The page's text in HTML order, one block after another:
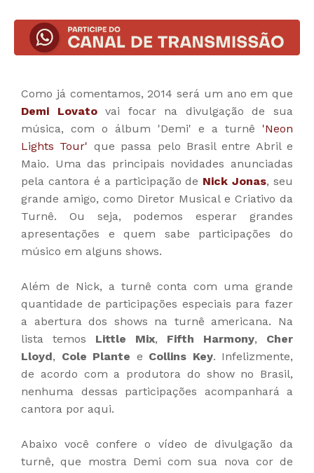
Como já comentamos, 2014 será um ano em que
Demi Lovatovai focar na divulgação de sua
música, com o álbum 'Demi' e a turnê 'Neon
Lights Tour' que passa pelo Brasil entre Abril e
Maio. Uma das principais novidades anunciadas
pela cantora é a participação de Nick Jonas, seu
grande amigo, como Diretor Musical e Criativo da
Turnê. Ou seja, podemos esperar grandes
apresentações e quem sabe participações do
músico em alguns shows.
Além de Nick, a turnê conta com uma grande
quantidade de participações especiais para fazer
a abertura dos shows na turnê americana. Na
lista temos Little Mix, Fifth Harmony, Cher
Lloyd, Cole Plante e Collins Key. Infelizmente,
de acordo com a produtora do show no Brasil,
nenhuma dessas participações acompanhará a
cantora por aqui.
Abaixo você confere o vídeo de divulgação da
turnê, que mostra Demi com sua nova cor de